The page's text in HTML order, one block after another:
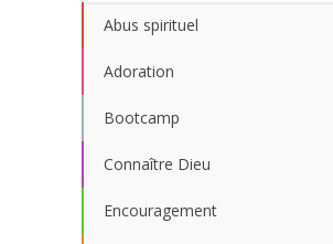
Abus spirituel
Adoration
Bootcamp
Connaître Dieu
Encouragement